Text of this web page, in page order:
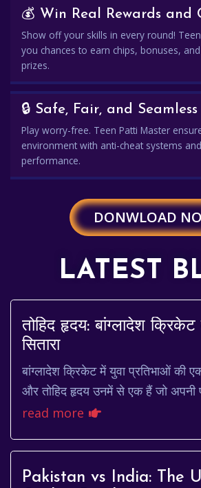
Show off your skills in every round!
you chances to earn chips, bonuses,
prizes.
🔒 Safe, Fair, and
Play worry-free. Teen Patti Master
environment with anti-cheat systems
performance.
DONWLOAD
LATEST
तोहिद हृदय: बांग्लादेश
सितारा
बांग्लादेश क्रिकेट में युवा प्रतिभाओं की
और तोहिद हृदय उनमें से एक हैं जो अपनी
read more
Pakistan vs India: The